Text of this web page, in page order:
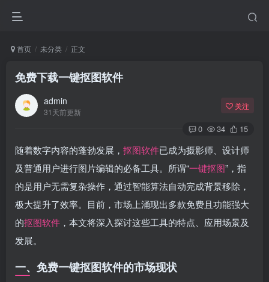
首页 未分类 正文
免费下载一键抠图软件
admin
31天前更新
关注
0 34 15
随着数字内容的蓬勃发展， 抠图软件已成为摄影师、设计师
及普通用户进行图片编辑的必备工具。所谓“一键抠图”，指
的是用户无需复杂操作，通过智能算法自动完成背景移除，
极大提升了效率。目前，市场上涌现出多款免费且功能强大
的抠图软件 ，本文将深入探讨这些工具的特点、应用场景及
发展。
一、免费一键抠图软件的市场现状